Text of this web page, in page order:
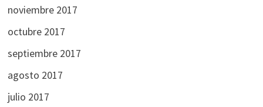
noviembre 2017
octubre 2017
septiembre 2017
agosto 2017
julio 2017